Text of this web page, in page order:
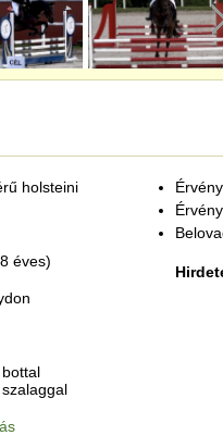
holsteini
éves)